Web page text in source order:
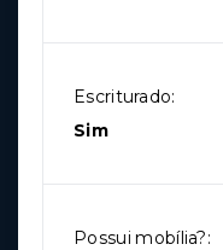
Escriturado:
Sim
Possui mobília?: